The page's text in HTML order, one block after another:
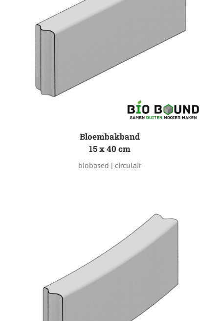
Bloembakband
15 x 40 cm
biobased | circulair